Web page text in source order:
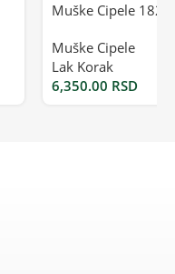
Muške Cipele
Muške Cipele
Lak Korak
6,350.00 RSD